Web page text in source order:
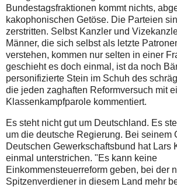
Bundestagsfraktionen kommt nichts,
kakophonischen Getöse. Die Parteien
zerstritten. Selbst Kanzler und
Männer, die sich selbst als letzte
verstehen, kommen nur selten in einer
geschieht es doch einmal, ist da noch
personifizierte Stein im Schuh des
die jeden zaghaften Reformversuch mit
Klassenkampfparole kommentiert.
Es steht nicht gut um Deutschland. Es
um die deutsche Regierung. Bei seinem
Deutschen Gewerkschaftsbund hat Lars
einmal unterstrichen. "Es kann keine
Einkommensteuerreform geben, bei der
Spitzenverdiener in diesem Land mehr